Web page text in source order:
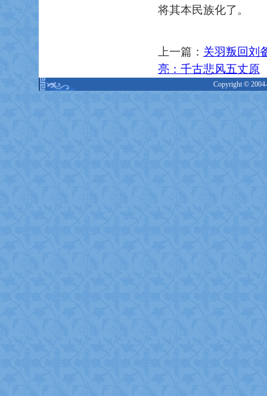
将其本民族化了。
上一篇： 关羽叛回刘
亮：千古悲风五丈原
Copyright ©